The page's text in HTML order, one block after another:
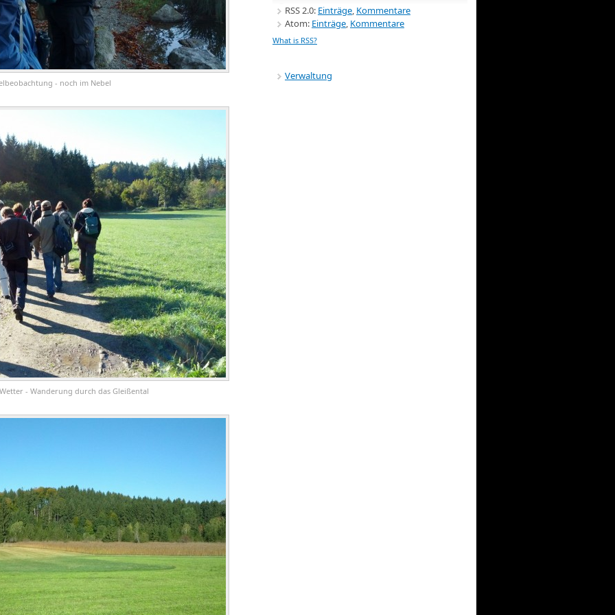
- noch im Nebel
- Wanderung durch das Gleißental
RSS 2.0: Einträge Kommentare
Atom: Einträge Kommentare
What is RSS?
Verwaltung